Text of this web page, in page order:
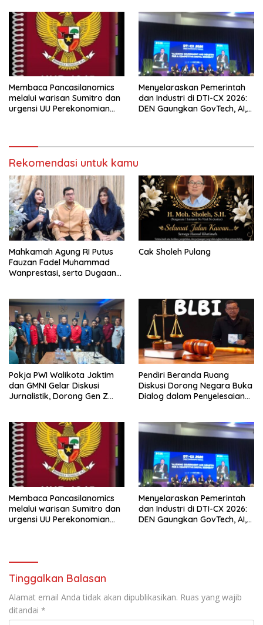
Membaca Pancasilanomics
melalui warisan Sumitro dan
urgensi UU Perekonomian
Menyelaraskan Pemerintah
dan Industri di DTI-CX 2026:
DEN Gaungkan GovTech, AI,
Rekomendasi untuk kamu
Mahkamah Agung RI Putus
Fauzan Fadel Muhammad
Wanprestasi, serta Dugaan
Cak Sholeh Pulang
Pokja PWI Walikota Jaktim
dan GMNI Gelar Diskusi
Jurnalistik, Dorong Gen Z
Pendiri Beranda Ruang
Diskusi Dorong Negara Buka
Dialog dalam Penyelesaian
Membaca Pancasilanomics
melalui warisan Sumitro dan
urgensi UU Perekonomian
Menyelaraskan Pemerintah
dan Industri di DTI-CX 2026:
DEN Gaungkan GovTech, AI,
Tinggalkan Balasan
Alamat email Anda tidak akan dipublikasikan. Ruas yang wajib
ditandai *